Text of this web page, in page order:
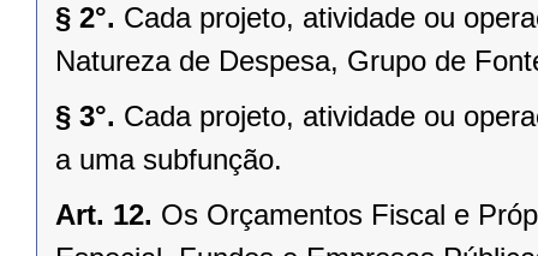
§ 2°. Cada projeto, atividade ou
Natureza de Despesa, Grupo de
§ 3°. Cada projeto, atividade ou
a uma subfunção.
Art. 12. Os Orçamentos Fiscal e